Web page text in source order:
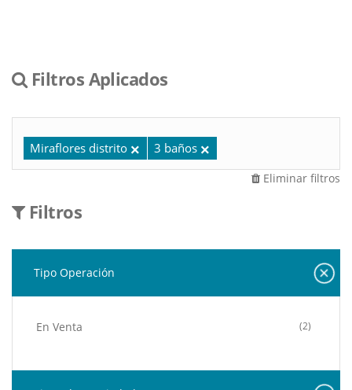
Filtros Aplicados
Miraflores distrito 3 baños
Eliminar filtros
Filtros
Tipo Operación
En Venta (2)